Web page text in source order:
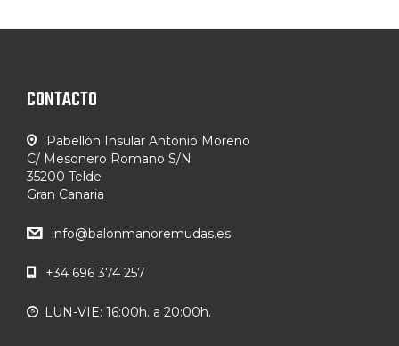
CONTACTO
Pabellón Insular Antonio Moreno
C/ Mesonero Romano S/N
35200 Telde
Gran Canaria
info@balonmanoremudas.es
+34 696 374 257
LUN-VIE: 16:00h. a 20:00h.